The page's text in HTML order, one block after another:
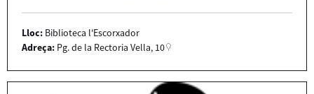
Lloc: Biblioteca l'Escorxador
Adreça: Pg. de la Rectoria Vella, 10